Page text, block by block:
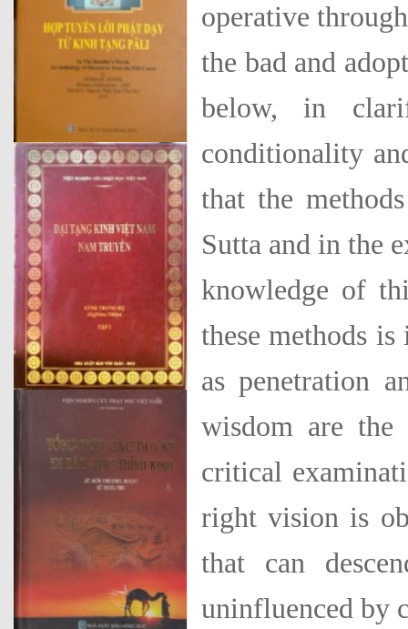
operative
the bad and
below, in
conditionality
that the
Sutta and in the
knowledge of
these methods
as pene­tration
wisdom are
critical
right vision is
that can
uninfluenced by